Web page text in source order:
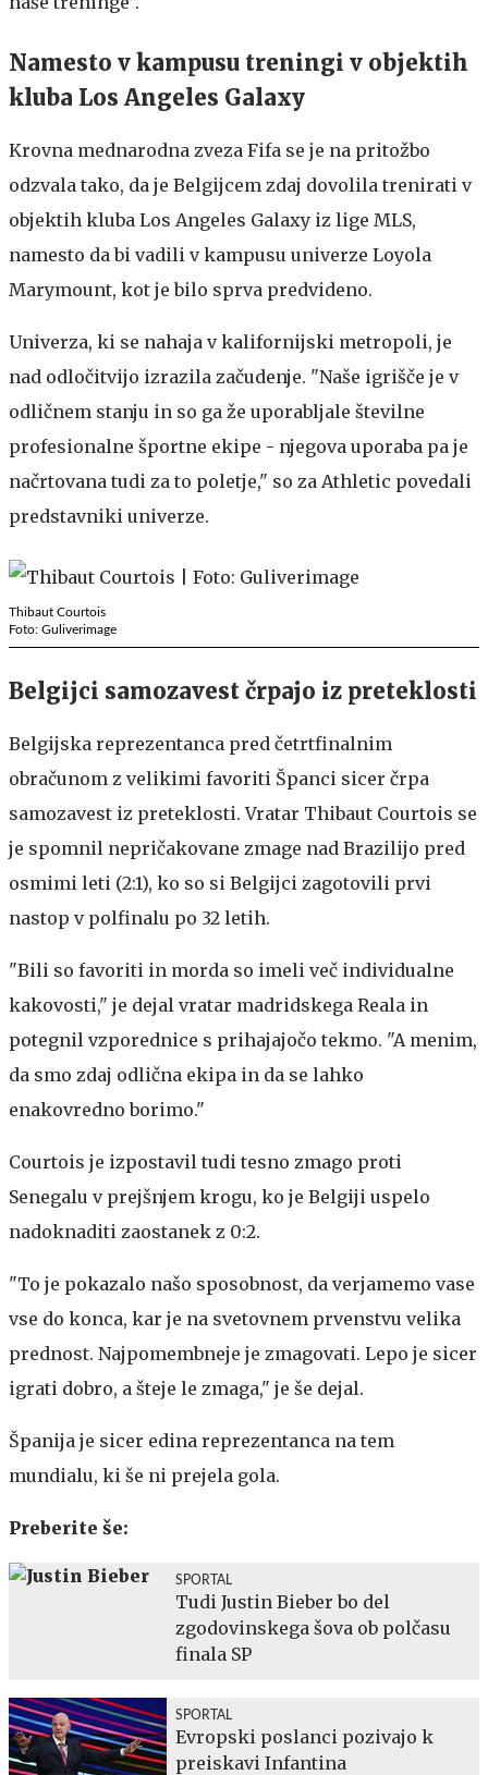
Namesto v kampusu treningi v objektih
kluba Los Angeles Galaxy
Krovna mednarodna zveza Fifa se je na pritožbo
odzvala tako, da je Belgijcem zdaj dovolila trenirati v
objektih kluba Los Angeles Galaxy iz lige MLS,
namesto da bi vadili v kampusu univerze Loyola
Marymount, kot je bilo sprva predvideno.
Univerza, ki se nahaja v kalifornijski metropoli, je
nad odločitvijo izrazila začudenje. "Naše igrišče je v
odličnem stanju in so ga že uporabljale številne
profesionalne športne ekipe - njegova uporaba pa je
načrtovana tudi za to poletje," so za Athletic povedali
predstavniki univerze.
Thibaut Courtois
Foto: Guliverimage
Belgijci samozavest črpajo iz preteklosti
Belgijska reprezentanca pred četrtfinalnim
obračunom z velikimi favoriti Španci sicer črpa
samozavest iz preteklosti. Vratar Thibaut Courtois se
je spomnil nepričakovane zmage nad Brazilijo pred
osmimi leti (2:1), ko so si Belgijci zagotovili prvi
nastop v polfinalu po 32 letih.
"Bili so favoriti in morda so imeli več individualne
kakovosti," je dejal vratar madridskega Reala in
potegnil vzporednice s prihajajočo tekmo. "A menim,
da smo zdaj odlična ekipa in da se lahko
enakovredno borimo."
Courtois je izpostavil tudi tesno zmago proti
Senegalu v prejšnjem krogu, ko je Belgiji uspelo
nadoknaditi zaostanek z 0:2.
"To je pokazalo našo sposobnost, da verjamemo vase
vse do konca, kar je na svetovnem prvenstvu velika
prednost. Najpomembneje je zmagovati. Lepo je sicer
igrati dobro, a šteje le zmaga," je še dejal.
Španija je sicer edina reprezentanca na tem
mundialu, ki še ni prejela gola.
Preberite še:
SPORTAL
Tudi Justin Bieber bo del
zgodovinskega šova ob polčasu
finala SP
SPORTAL
Evropski poslanci pozivajo k
preiskavi Infantina